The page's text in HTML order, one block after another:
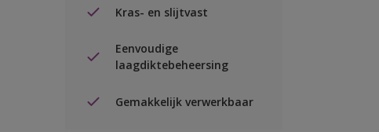
Kras- en slijtvast
Eenvoudige
laagdiktebeheersing
Gemakkelijk verwerkbaar